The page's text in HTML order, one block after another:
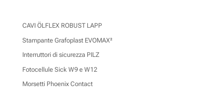
CAVI ÖLFLEX ROBUST LAPP
Stampante Grafoplast EVOMAX²
Interruttori di sicurezza PILZ
Fotocellule Sick W9 e W12
Morsetti Phoenix Contact